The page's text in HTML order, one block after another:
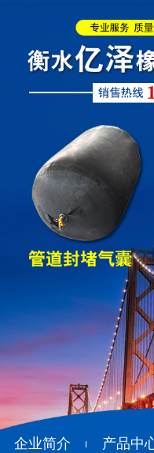
企业简介 产品中
管道封堵气囊（橡
堵）